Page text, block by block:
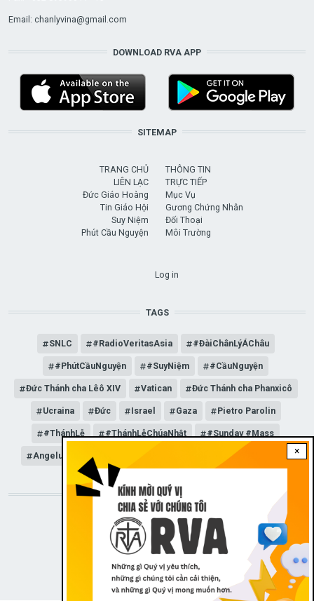
×
Email: chanlyvina@gmail.com
DOWNLOAD RVA APP
SITEMAP
TRANG CHỦ
LIÊN LẠC
Đức Giáo Hoàng
Tin Giáo Hội
Suy Niệm
Phút Cầu Nguyện
THÔNG TIN
TRỰC TIẾP
Mục Vụ
Gương Chứng Nhân
Đối Thoại
Môi Trường
Log in
TAGS
SNLC #RadioVeritasAsia #ĐàiChânLýÁChâu
#PhútCầuNguyện #SuyNiệm #CầuNguyện
Đức Thánh cha Lêô XIV Vatican Đức Thánh cha Phanxicô
Ucraina Đức Israel Gaza Pietro Parolin
#ThánhLễ #ThánhLễChúaNhật #Sunday #Mass
Angelus Đức Giáo hoàng Lêô XIV General Audience
STAY CONNECTED WITH US!